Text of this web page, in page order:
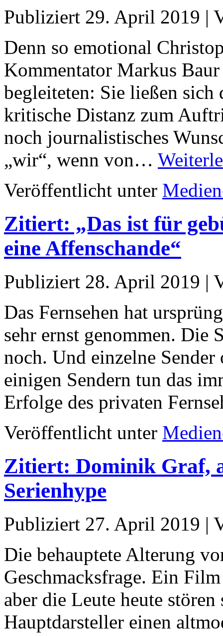
Publiziert 29. April 2019 |
Denn so emotional
Kommentator Markus
begleiteten: Sie ließen sich
kritische Distanz zum
noch journalistisches
„wir“, wenn von…
Veröffentlicht unter
Zitiert: „Das ist für
eine Affenschande“
Publiziert 28. April 2019 |
Das Fernsehen hat
sehr ernst genommen. Die
noch. Und einzelne
einigen Sendern tun das
Erfolge des privaten
Veröffentlicht unter
Zitiert: Dominik Graf,
Serienhype
Publiziert 27. April 2019 |
Die behauptete Alterung
Geschmacksfrage. Ein
aber die Leute heute stören
Hauptdarsteller einen